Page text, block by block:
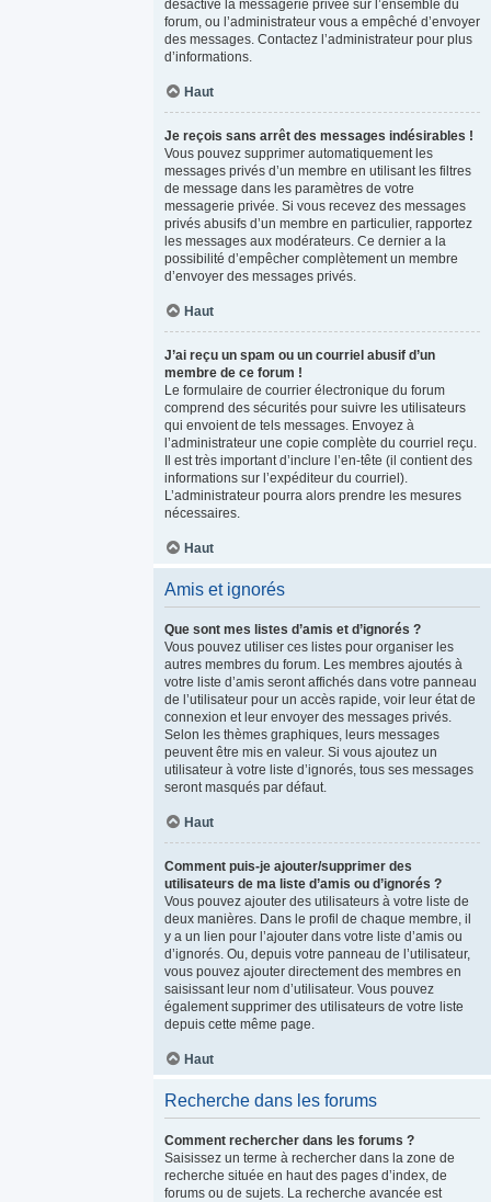
désactivé la messagerie privée sur l’ensemble du
forum, ou l’administrateur vous a empêché d’envoyer
des messages. Contactez l’administrateur pour plus
d’informations.
Haut
Je reçois sans arrêt des messages indésirables !
Vous pouvez supprimer automatiquement les
messages privés d’un membre en utilisant les filtres
de message dans les paramètres de votre
messagerie privée. Si vous recevez des messages
privés abusifs d’un membre en particulier, rapportez
les messages aux modérateurs. Ce dernier a la
possibilité d’empêcher complètement un membre
d’envoyer des messages privés.
Haut
J’ai reçu un spam ou un courriel abusif d’un
membre de ce forum !
Le formulaire de courrier électronique du forum
comprend des sécurités pour suivre les utilisateurs
qui envoient de tels messages. Envoyez à
l’administrateur une copie complète du courriel reçu.
Il est très important d’inclure l’en-tête (il contient des
informations sur l’expéditeur du courriel).
L’administrateur pourra alors prendre les mesures
nécessaires.
Haut
Amis et ignorés
Que sont mes listes d’amis et d’ignorés ?
Vous pouvez utiliser ces listes pour organiser les
autres membres du forum. Les membres ajoutés à
votre liste d’amis seront affichés dans votre panneau
de l’utilisateur pour un accès rapide, voir leur état de
connexion et leur envoyer des messages privés.
Selon les thèmes graphiques, leurs messages
peuvent être mis en valeur. Si vous ajoutez un
utilisateur à votre liste d’ignorés, tous ses messages
seront masqués par défaut.
Haut
Comment puis-je ajouter/supprimer des
utilisateurs de ma liste d’amis ou d’ignorés ?
Vous pouvez ajouter des utilisateurs à votre liste de
deux manières. Dans le profil de chaque membre, il
y a un lien pour l’ajouter dans votre liste d’amis ou
d’ignorés. Ou, depuis votre panneau de l’utilisateur,
vous pouvez ajouter directement des membres en
saisissant leur nom d’utilisateur. Vous pouvez
également supprimer des utilisateurs de votre liste
depuis cette même page.
Haut
Recherche dans les forums
Comment rechercher dans les forums ?
Saisissez un terme à rechercher dans la zone de
recherche située en haut des pages d’index, de
forums ou de sujets. La recherche avancée est